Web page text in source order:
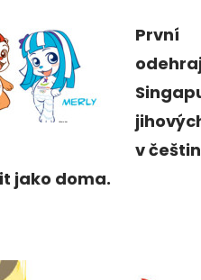
První
v
jako doma.